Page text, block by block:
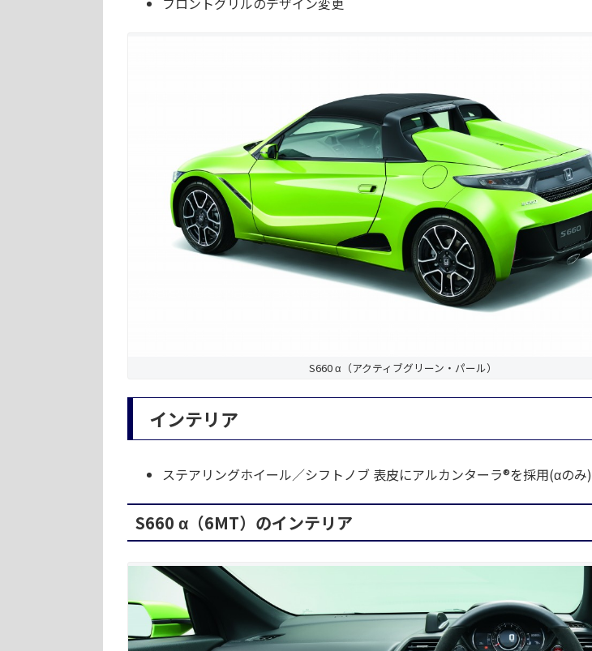
S660 α（アクティブグリーン・パール）
インテリア
ステアリングホイール／シフトノブ 表皮にアルカンターラ®を採用(αのみ)
S660 α（6MT）のインテリア